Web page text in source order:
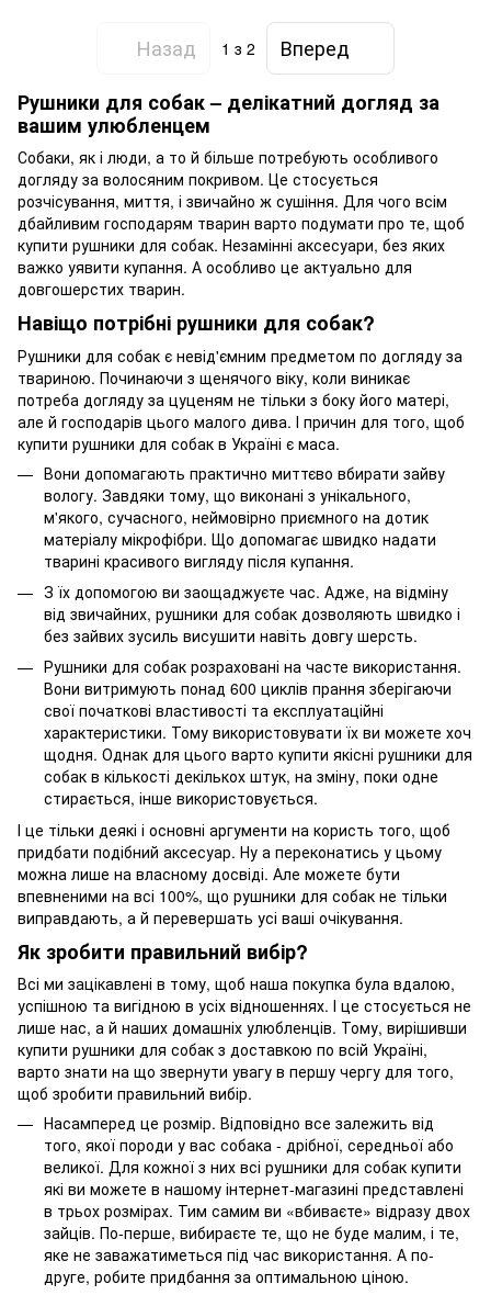
Назад 1 з 2
Вперед
Рушники для собак – делікатний догляд за
вашим улюбленцем
Собаки, як і люди, а то й більше потребують особливого
догляду за волосяним покривом. Це стосується
розчісування, миття, і звичайно ж сушіння. Для чого всім
дбайливим господарям тварин варто подумати про те, щоб
купити рушники для собак. Незамінні аксесуари, без яких
важко уявити купання. А особливо це актуально для
довгошерстих тварин.
Навіщо потрібні рушники для собак?
Рушники для собак є невід'ємним предметом по догляду за
твариною. Починаючи з щенячого віку, коли виникає
потреба догляду за цуценям не тільки з боку його матері,
але й господарів цього малого дива. І причин для того, щоб
купити рушники для собак в Україні є маса.
Вони допомагають практично миттєво вбирати зайву
вологу. Завдяки тому, що виконані з унікального,
м'якого, сучасного, неймовірно приємного на дотик
матеріалу мікрофібри. Що допомагає швидко надати
тварині красивого вигляду після купання.
З їх допомогою ви заощаджуєте час. Адже, на відміну
від звичайних, рушники для собак дозволяють швидко і
без зайвих зусиль висушити навіть довгу шерсть.
Рушники для собак розраховані на часте використання.
Вони витримують понад 600 циклів прання зберігаючи
свої початкові властивості та експлуатаційні
характеристики. Тому використовувати їх ви можете хоч
щодня. Однак для цього варто купити якісні рушники для
собак в кількості декількох штук, на зміну, поки одне
стирається, інше використовується.
І це тільки деякі і основні аргументи на користь того, щоб
придбати подібний аксесуар. Ну а переконатись у цьому
можна лише на власному досвіді. Але можете бути
впевненими на всі 100%, що рушники для собак не тільки
виправдають, а й перевершать усі ваші очікування.
Як зробити правильний вибір?
Всі ми зацікавлені в тому, щоб наша покупка була вдалою,
успішною та вигідною в усіх відношеннях. І це стосується не
лише нас, а й наших домашніх улюбленців. Тому, вирішивши
купити рушники для собак з доставкою по всій Україні,
варто знати на що звернути увагу в першу чергу для того,
щоб зробити правильний вибір.
Насамперед це розмір. Відповідно все залежить від
того, якої породи у вас собака - дрібної, середньої або
великої. Для кожної з них всі рушники для собак купити
які ви можете в нашому інтернет-магазині представлені
в трьох розмірах. Тим самим ви «вбиваєте» відразу двох
зайців. По-перше, вибираєте те, що не буде малим, і те,
яке не заважатиметься під час використання. А по-
друге, робите придбання за оптимальною ціною.